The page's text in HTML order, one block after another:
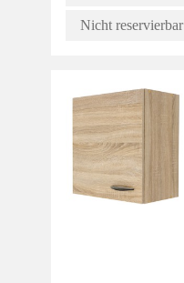
Nicht reservierbar